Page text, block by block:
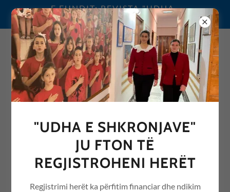
E FUNDIT: REVISTA "UDHA
E SHKRONJAVE" 2026
0692076068
REVISTA "UDHA E
SHKRONJAVE" ME ARTIKUJ
NGA ARSIMI /EDUCATION
"UDHA E SHKRONJAVE"
JU FTON TË
REGJISTROHENI HERËT
Regjistrimi herët ka përfitim financiar dhe ndikim